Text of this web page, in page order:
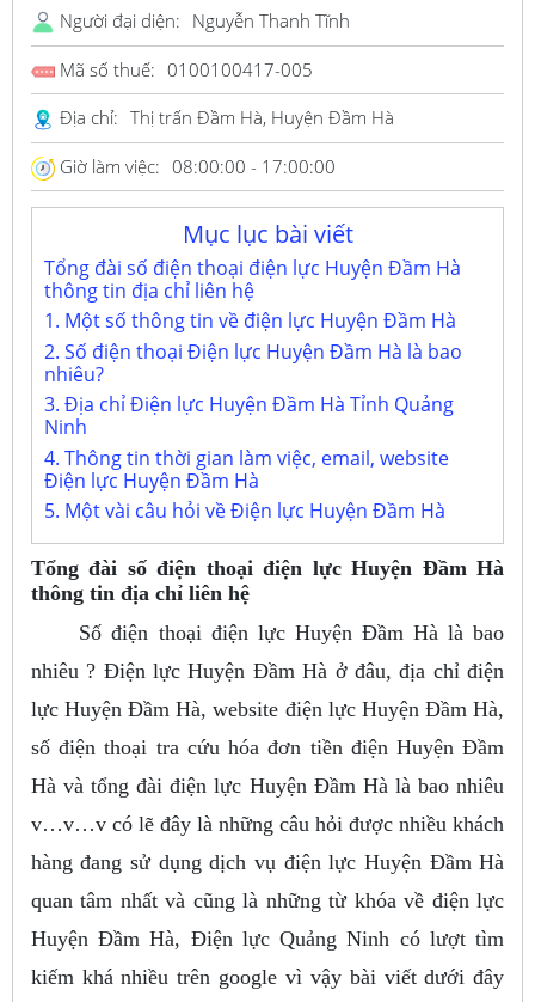
Người đại diện: Nguyễn Thanh Tĩnh
Mã số thuế: 0100100417-005
Địa chỉ: Thị trấn Đầm Hà, Huyện Đầm Hà
Giờ làm việc: 08:00:00 - 17:00:00
Mục lục bài viết
Tổng đài số điện thoại điện lực Huyện Đầm Hà
thông tin địa chỉ liên hệ
1. Một số thông tin về điện lực Huyện Đầm Hà
2. Số điện thoại Điện lực Huyện Đầm Hà là bao
nhiêu?
3. Địa chỉ Điện lực Huyện Đầm Hà Tỉnh Quảng
Ninh
4. Thông tin thời gian làm việc, email, website
Điện lực Huyện Đầm Hà
5. Một vài câu hỏi về Điện lực Huyện Đầm Hà
Tổng đài số điện thoại điện lực Huyện Đầm Hà
thông tin địa chỉ liên hệ
Số điện thoại điện lực Huyện Đầm Hà là bao
nhiêu ? Điện lực Huyện Đầm Hà ở đâu, địa chỉ điện
lực Huyện Đầm Hà, website điện lực Huyện Đầm Hà,
số điện thoại tra cứu hóa đơn tiền điện Huyện Đầm
Hà và tổng đài điện lực Huyện Đầm Hà là bao nhiêu
v…v…v có lẽ đây là những câu hỏi được nhiều khách
hàng đang sử dụng dịch vụ điện lực Huyện Đầm Hà
quan tâm nhất và cũng là những từ khóa về điện lực
Huyện Đầm Hà, Điện lực Quảng Ninh có lượt tìm
kiếm khá nhiều trên google vì vậy bài viết dưới đây